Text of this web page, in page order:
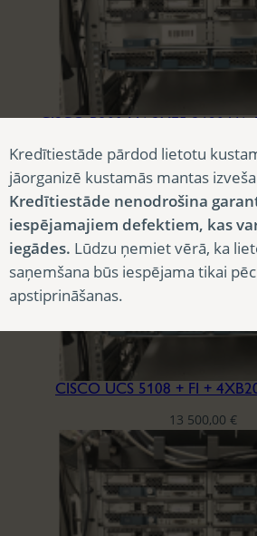
3 007,50€
CISCO UCS 5108 + FI +
13 500,00 €
Kredītiestāde pārdod lietotu
jāorganizē kustamās mantas
Kredītiestāde nenodrošina
iespējamajiem defektiem, kas
iegādes. Lūdzu ņemiet vērā, ka
saņemšana būs iespējama tikai
apstiprināšanas.